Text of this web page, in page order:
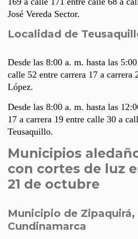
José Vereda Sector.
Localidad de
Desde las 8:00 a. m. hasta las
calle 52 entre carrera 17 a
López.
Desde las 8:00 a. m. hasta las
17 a carrera 19 entre calle 30 a
Teusaquillo.
Municipios
con cortes de luz
21 de octubre
Municipio de Zipaquirá,
Cundinamarca